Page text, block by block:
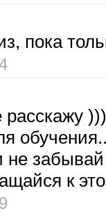
пока
расскажу
не
к